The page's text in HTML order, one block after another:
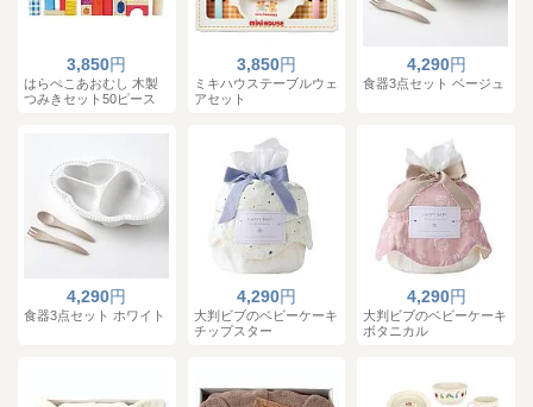
3,850円
はらぺこあおむし 木製
つみきセット50ピース
3,850円
ミキハウステーブルウェ
アセット
4,290円
食器3点セット ベージュ
4,290円
食器3点セット ホワイト
4,290円
大判ビブのベビーケーキ
チップスター
4,290円
大判ビブのベビーケーキ
ボタニカル